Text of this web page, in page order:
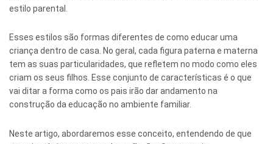
estilo parental.
Esses estilos são formas diferentes de como educar uma
criança dentro de casa. No geral, cada figura paterna e materna
tem as suas particularidades, que refletem no modo como eles
criam os seus filhos. Esse conjunto de características é o que
vai ditar a forma como os pais irão dar andamento na
construção da educação no ambiente familiar.
Neste artigo, abordaremos esse conceito, entendendo de que